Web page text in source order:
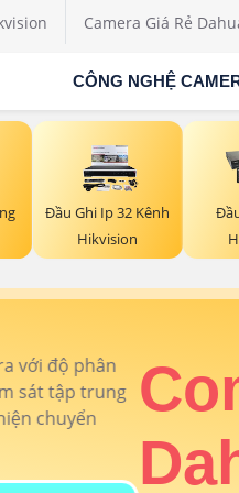
Camera Giá Rẻ
CÔNG NGHỆ
Đầu Ghi Ip 32 Kênh
Hikvision